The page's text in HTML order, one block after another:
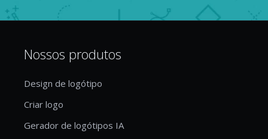
Nossos produtos
Design de logótipo
Criar logo
Gerador de logótipos IA